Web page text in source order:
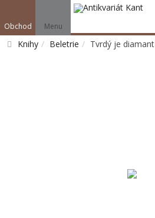
Obchod Menu
Knihy Beletrie Tvrdý je diamant